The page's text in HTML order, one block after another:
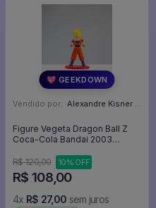
💖 GEEKDOWN
Vendido por: Alexandre Kisner - PR
Figure Vegeta Dragon Ball Z
Coca-Cola Bandai 2003
R$ 120,00
10% OFF
R$ 108,00
4x R$ 27,00 sem juros